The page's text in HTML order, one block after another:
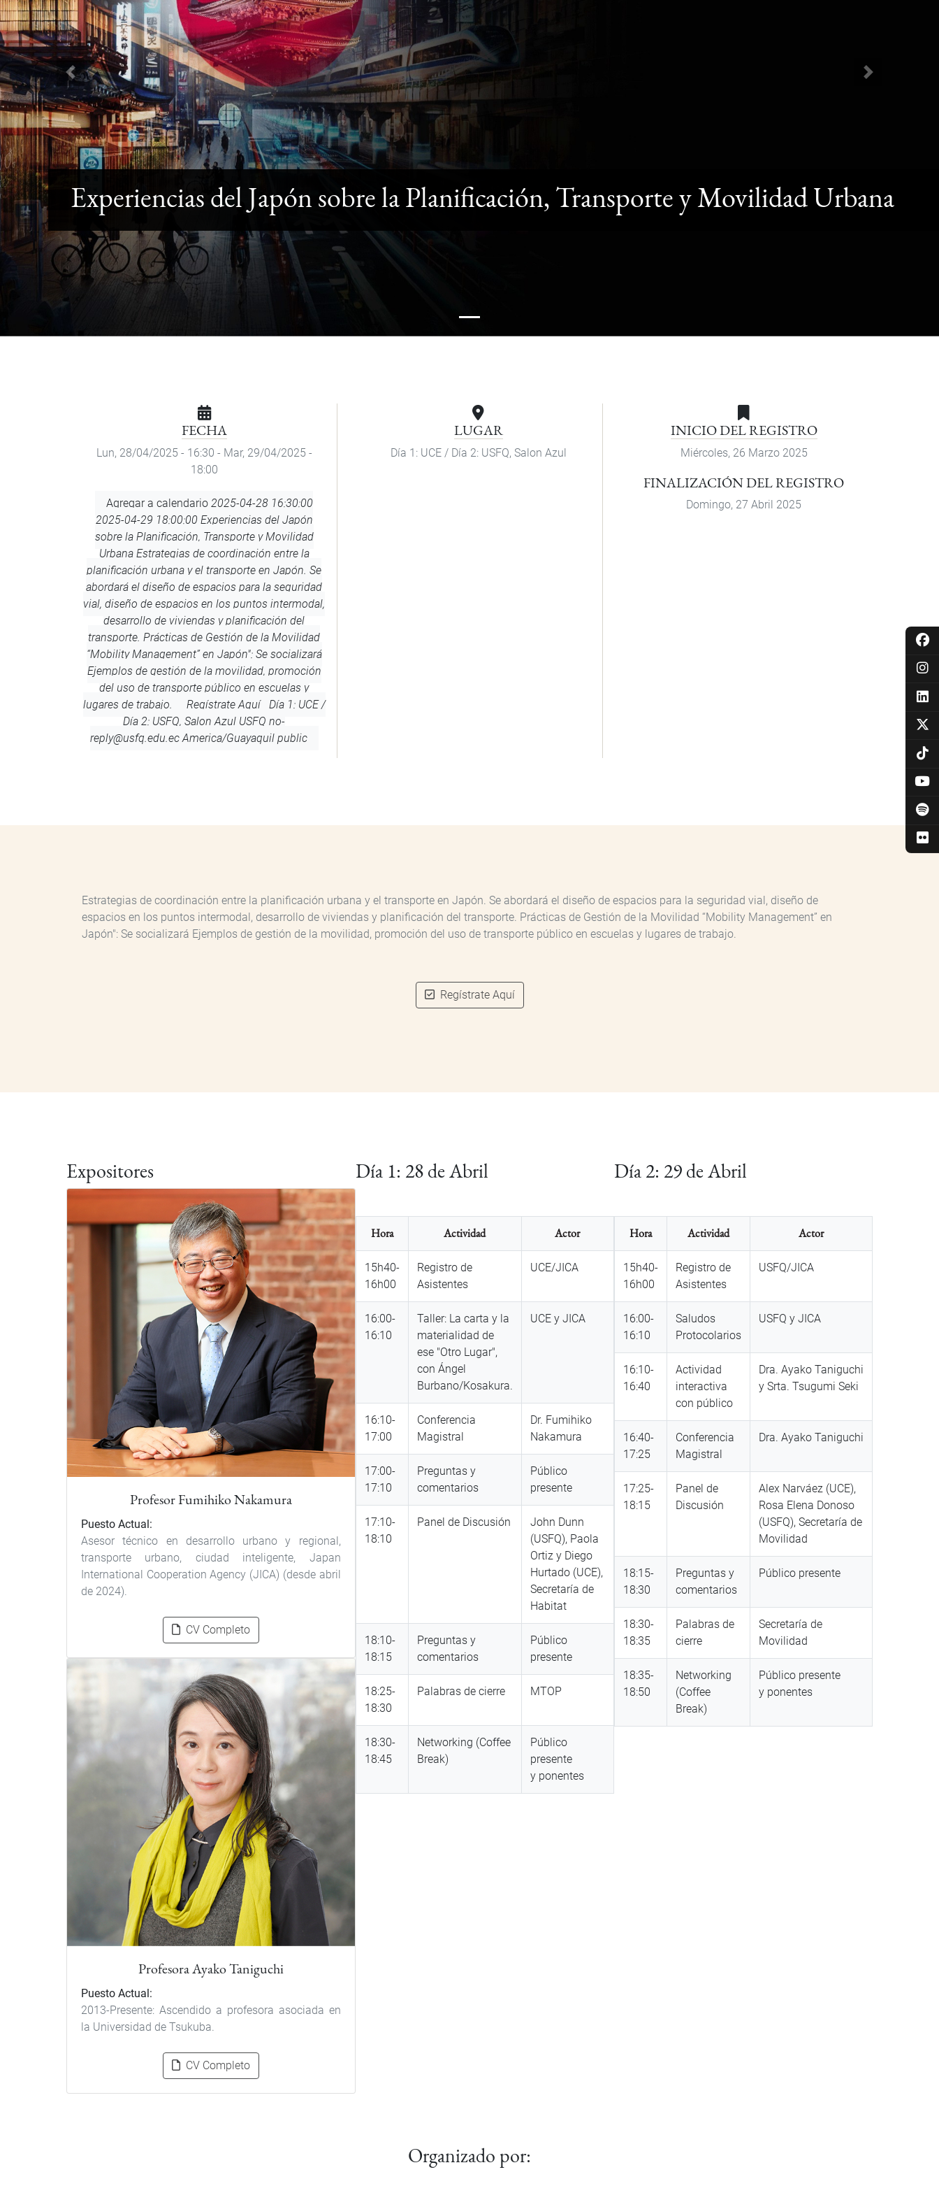
Previous Next
Experiencias del Japón sobre la Planificación, Transporte y Movilidad Urbana
FECHA
Lun, 28/04/2025 - 16:30 - Mar, 29/04/2025 -
18:00
Agregar
calendario
Agregar a calendario 2025-04-28 16:30:00
2025-04-29 18:00:00 Experiencias del Japón
sobre la Planificación, Transporte y Movilidad
Urbana Estrategias de coordinación entre la
planificación urbana y el transporte en Japón. Se
abordará el diseño de espacios para la seguridad
vial, diseño de espacios en los puntos intermodal,
desarrollo de viviendas y planificación del
transporte. Prácticas de Gestión de la Movilidad
“Mobility Management” en Japón": Se socializará
Ejemplos de gestión de la movilidad, promoción
del uso de transporte público en escuelas y
lugares de trabajo. Regístrate Aquí Día 1: UCE /
Día 2: USFQ, Salon Azul USFQ no-
reply@usfq.edu.ec America/Guayaquil public
LUGAR
Día 1: UCE / Día 2: USFQ, Salon Azul
INICIO DEL REGISTRO
Miércoles, 26 Marzo 2025
FINALIZACIÓN DEL REGISTRO
Domingo, 27 Abril 2025
Estrategias de coordinación entre la planificación urbana y el transporte en Japón. Se abordará el diseño de espacios para la seguridad vial, diseño de
espacios en los puntos intermodal, desarrollo de viviendas y planificación del transporte. Prácticas de Gestión de la Movilidad “Mobility Management” en
Japón": Se socializará Ejemplos de gestión de la movilidad, promoción del uso de transporte público en escuelas y lugares de trabajo.
Regístrate Aquí
Expositores
Profesor Fumihiko Nakamura
Puesto Actual:
Asesor técnico en desarrollo urbano y regional,
transporte urbano, ciudad inteligente, Japan
International Cooperation Agency (JICA) (desde abril
de 2024).
CV Completo
Profesora Ayako Taniguchi
Puesto Actual:
2013-Presente: Ascendido a profesora asociada en
la Universidad de Tsukuba.
CV Completo
Día 1: 28 de Abril
Hora Actividad Actor
15h40-
16h00
Registro de
Asistentes
UCE/JICA
16:00-
16:10
Taller: La carta y la
materialidad de
ese "Otro Lugar",
con Ángel
Burbano/Kosakura.
UCE y JICA
16:10-
17:00
Conferencia
Magistral
Dr. Fumihiko
Nakamura
17:00-
17:10
Preguntas y
comentarios
Público
presente
17:10-
18:10
Panel de Discusión
John Dunn
(USFQ), Paola
Ortiz y Diego
Hurtado (UCE),
Secretaría de
Habitat
18:10-
18:15
Preguntas y
comentarios
Público
presente
18:25-
18:30
Palabras de cierre MTOP
18:30-
18:45
Networking (Coffee
Break)
Público
presente
y ponentes
Día 2: 29 de Abril
Hora Actividad Actor
15h40-
16h00
Registro de
Asistentes
USFQ/JICA
16:00-
16:10
Saludos
Protocolarios
USFQ y JICA
16:10-
16:40
Actividad
interactiva
con público
Dra. Ayako Taniguchi
y Srta. Tsugumi Seki
16:40-
17:25
Conferencia
Magistral
Dra. Ayako Taniguchi
17:25-
18:15
Panel de
Discusión
Alex Narváez (UCE),
Rosa Elena Donoso
(USFQ), Secretaría de
Movilidad
18:15-
18:30
Preguntas y
comentarios
Público presente
18:30-
18:35
Palabras de
cierre
Secretaría de
Movilidad
18:35-
18:50
Networking
(Coffee
Break)
Público presente
y ponentes
Organizado por: